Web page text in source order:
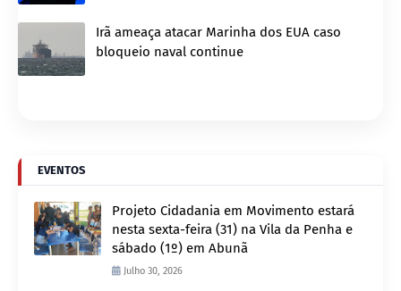
Irã ameaça atacar Marinha dos EUA caso
bloqueio naval continue
EVENTOS
Projeto Cidadania em Movimento estará
nesta sexta-feira (31) na Vila da Penha e
sábado (1º) em Abunã
Julho 30, 2026